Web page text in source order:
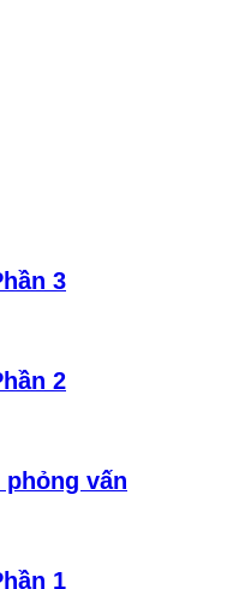
3
2
vấn
1